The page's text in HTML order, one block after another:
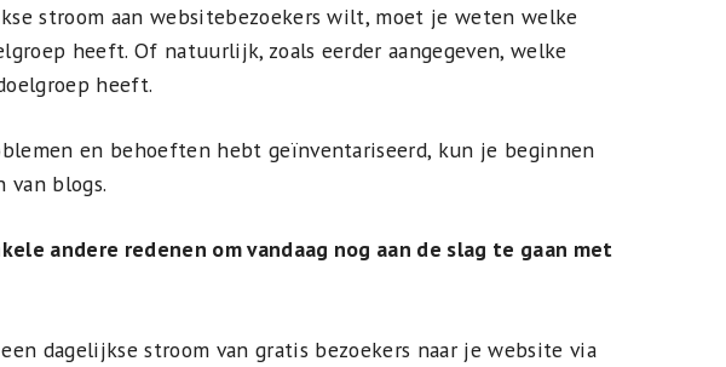
stroom aan websitebezoekers wilt, moet je weten welke
heeft. Of natuurlijk, zoals eerder aangegeven, welke
heeft.
en behoeften hebt geïnventariseerd, kun je beginnen
van blogs.
andere redenen om vandaag nog aan de slag te gaan met
dagelijkse stroom van gratis bezoekers naar je website via